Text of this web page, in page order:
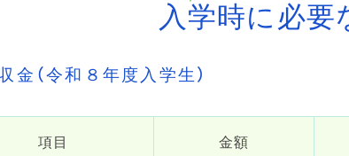
入学時に必要
金（令和８年度入学生）
項目 金額